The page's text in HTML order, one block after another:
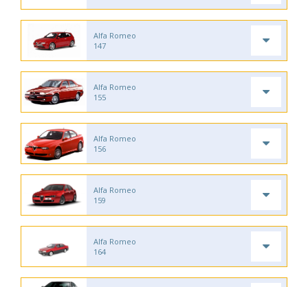
Alfa Romeo
147
Alfa Romeo
155
Alfa Romeo
156
Alfa Romeo
159
Alfa Romeo
164